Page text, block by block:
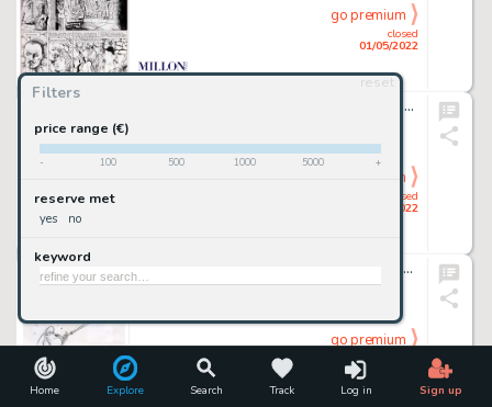
Home Explore Search Track Log in Sign up
Filters
reset
price range (€)
- 100 500 1000 5000 +
reserve met
yes no
keyword
closed
01/05/2022
go premium
Sergent Kirk, illustration Ã l'aquarelle pour un…
closed
01/05/2022
go premium
Jojo 10 (eo 2000) agrémenté d'une illustration…
Geerts
01/05/2022
go premium